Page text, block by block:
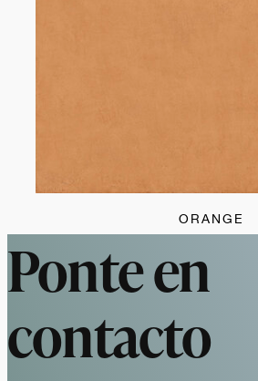
ORANGE
Ponte en
contacto